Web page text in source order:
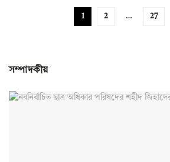
1 2 … 27
সম্পাদকীয়